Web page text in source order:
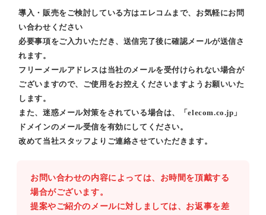
導入・販売をご検討している方はエレコムまで、お気軽にお問
い合わせください
必要事項をご入力いただき、送信完了後に確認メールが送信さ
れます。
フリーメールアドレスは当社のメールを受付けられない場合が
ございますので、ご使用をお控えくださいますようお願いいた
します。
また、迷惑メール対策をされている場合は、「elecom.co.jp」
ドメインのメール受信を有効にしてください。
改めて当社スタッフよりご連絡させていただきます。
お問い合わせの内容によっては、お時間を頂戴する
場合がございます。
提案やご紹介のメールに対しましては、お返事を差